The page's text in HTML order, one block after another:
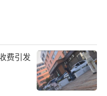
费引发